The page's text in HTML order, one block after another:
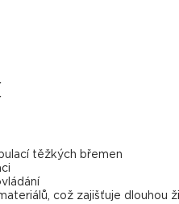
těžkých břemen
což zajišťuje dlouhou